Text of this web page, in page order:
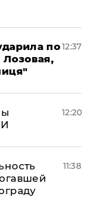
по12:37
12:20
11:38